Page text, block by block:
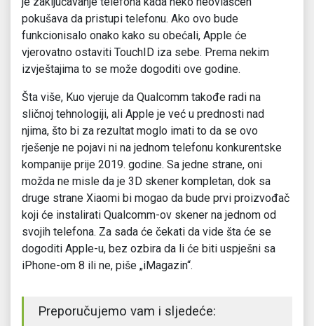
pokušava da pristupi telefonu. Ako ovo bude
funkcionisalo onako kako su obećali, Apple će
vjerovatno ostaviti TouchID iza sebe. Prema nekim
izvještajima to se može dogoditi ove godine.
Šta više, Kuo vjeruje da Qualcomm takođe radi na
sličnoj tehnologiji, ali Apple je već u prednosti nad
njima, što bi za rezultat moglo imati to da se ovo
rješenje ne pojavi ni na jednom telefonu konkurentske
kompanije prije 2019. godine. Sa jedne strane, oni
možda ne misle da je 3D skener kompletan, dok sa
druge strane Xiaomi bi mogao da bude prvi proizvođač
koji će instalirati Qualcomm-ov skener na jednom od
svojih telefona. Za sada će čekati da vide šta će se
dogoditi Apple-u, bez ozbira da li će biti uspješni sa
iPhone-om 8 ili ne, piše „iMagazin“.
Preporučujemo vam i sljedeće: